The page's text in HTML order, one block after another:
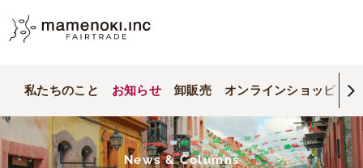
私たちのこと お知らせ 卸販売 オンラインショッピング
News & Columns